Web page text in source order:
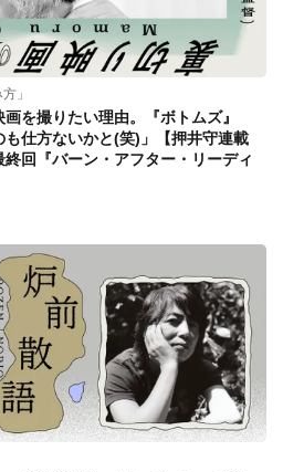
」
を撮りたい理由。『ボトムズ』
仕方ないかと(笑)」【押井守連載
終回『バーン・アフター・リーディ